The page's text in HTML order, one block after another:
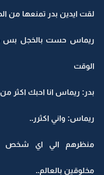
لقت ايدين بدر تمنعها من
ريماس حست بالخجل
الوقت
بدر: ريماس انا احبك اكثر
ريماس: واني اكثرر..
منظرهم الي اي شخص
مخلوقين بالعالم..